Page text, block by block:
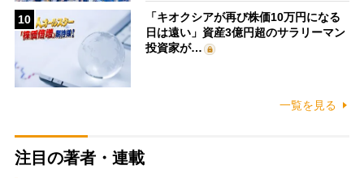
10
「キオクシアが再び株価10万円になる
日は遠い」資産3億円超のサラリーマン
投資家が…
一覧を見る
注目の著者・連載